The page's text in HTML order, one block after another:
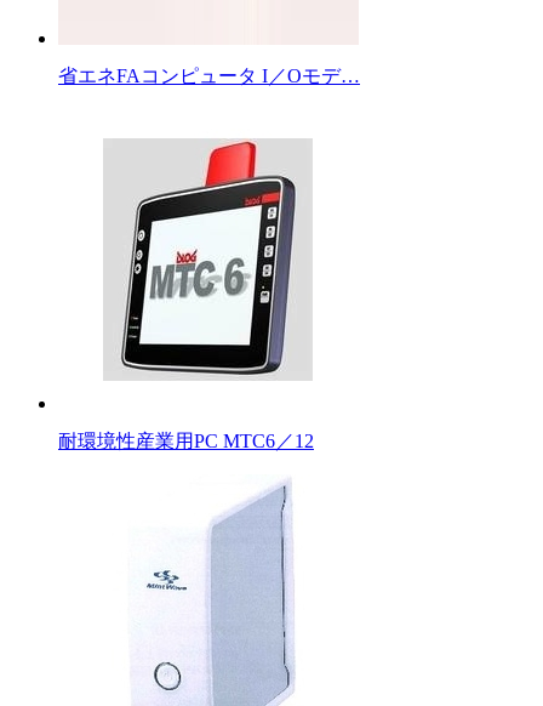
省エネFAコンピュータ I／Oモデ…
耐環境性産業用PC MTC6／12